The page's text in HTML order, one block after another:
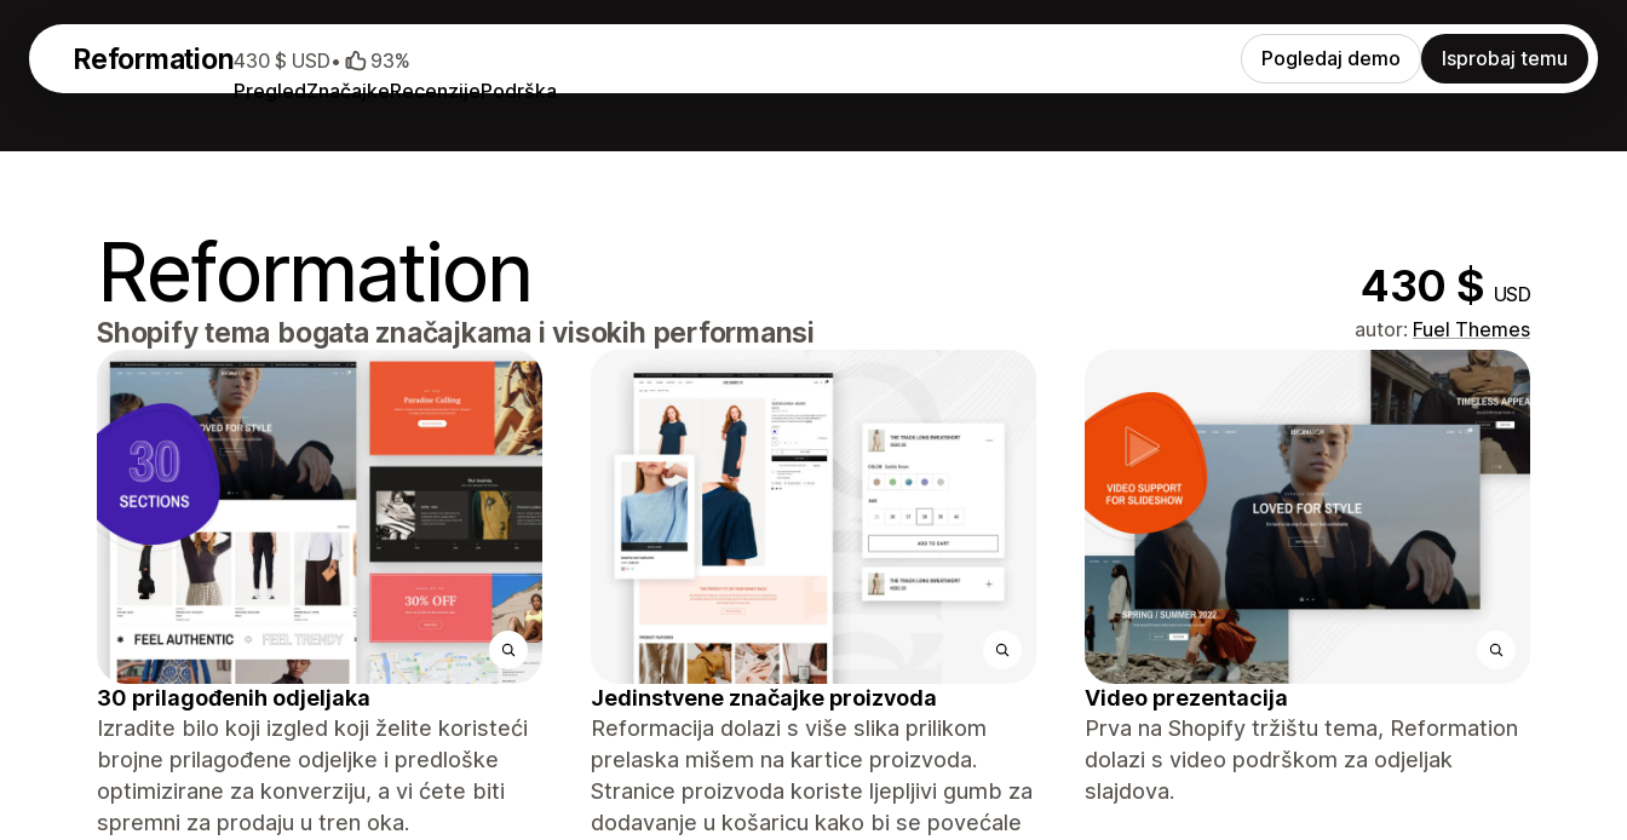
Reformation
PregledZnačajkeRecenzijePodrška
430 $ USD• 93% Pogledaj demo Isprobaj temu
Reformation 430 $ USD
Shopify tema bogata značajkama i visokih performansi autor: Fuel Themes
30 prilagođenih odjeljaka
Izradite bilo koji izgled koji želite koristeći
brojne prilagođene odjeljke i predloške
optimizirane za konverziju, a vi ćete biti
spremni za prodaju u tren oka.
Jedinstvene značajke proizvoda
Reformacija dolazi s više slika prilikom
prelaska mišem na kartice proizvoda.
Stranice proizvoda koriste ljepljivi gumb za
dodavanje u košaricu kako bi se povećale
Video prezentacija
Prva na Shopify tržištu tema, Reformation
dolazi s video podrškom za odjeljak
slajdova.